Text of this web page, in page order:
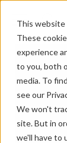
This website
These
experience
to you, both
media. To
see our
We won't
site. But in
we'll have to